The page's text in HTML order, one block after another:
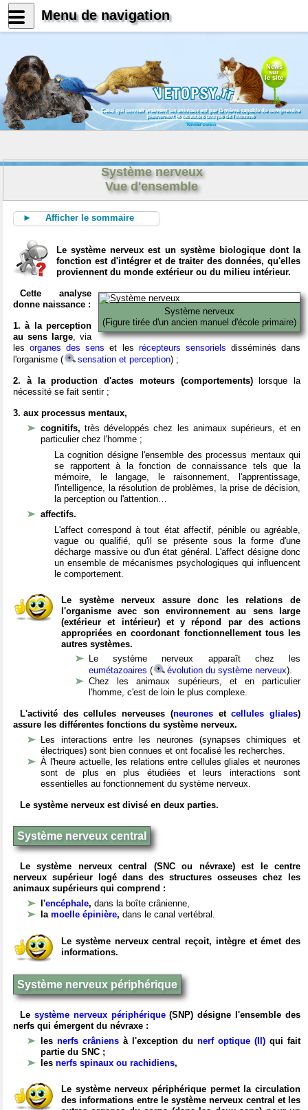
News
sur
le site
Celui qui connait vraiment les animaux est par là même capable de comprendre
pleinement le caractère unique de l'homme
Konrad Lorenz
Système nerveux
Vue d'ensemble
► Afficher le sommaire
Le système nerveux est un système biologique dont la
fonction est d'intégrer et de traiter des données, qu'elles
proviennent du monde extérieur ou du milieu intérieur.
Système nerveux
(Figure tirée d'un ancien manuel d'école primaire)
Cette analyse
donne naissance :
1. à la perception
au sens large, via
lesorganes des sens et les récepteurs sensoriels disséminés dans
l'organisme (
sensation et perception) ;
2. à la production d'actes moteurs (comportements)lorsque la
nécessité se fait sentir ;
3. aux processus mentaux,
cognitifs,très développés chez les animaux supérieurs, et en
particulier chez l'homme ;
La cognition désigne l'ensemble des processus mentaux qui
se rapportent à la fonction de connaissance tels que la
mémoire, le langage, le raisonnement, l'apprentissage,
l'intelligence, la résolution de problèmes, la prise de décision,
la perception ou l'attention…
affectifs.
L'affect correspond à tout état affectif, pénible ou agréable,
vague ou qualifié, qu'il se présente sous la forme d'une
décharge massive ou d'un état général. L'affect désigne donc
un ensemble de mécanismes psychologiques qui influencent
le comportement.
Le système nerveux assure donc les relations de
l'organisme avec son environnement au sens large
(extérieur et intérieur) et y répond par des actions
appropriées en coordonant fonctionnellement tous les
autres systèmes.
Le système nerveux apparaît chez les
eumétazoaires ( évolution du système nerveux).
Chez les animaux supérieurs, et en particulier
l'homme, c'est de loin le plus complexe.
L'activité des cellules nerveuses (neuronesetcellules gliales)
assure les différentes fonctions du système nerveux.
Les interactions entre les neurones (synapses chimiques et
électriques) sont bien connues et ont focalisé les recherches.
À l'heure actuelle, les relations entre cellules gliales et neurones
sont de plus en plus étudiées et leurs interactions sont
essentielles au fonctionnement du système nerveux.
Le système nerveux est divisé en deux parties.
Système nerveux central
Le système nerveux central (SNC ou névraxe) est le centre
nerveux supérieur logé dans des structures osseuses chez les
animaux supérieurs qui comprend :
l'encéphale, dans la boîte crânienne,
la moelle épinière, dans le canal vertébral.
Le système nerveux central reçoit, intègre et émet des
informations.
Système nerveux périphérique
Le système nerveux périphérique(SNP) désigne l'ensemble des
nerfs qui émergent du névraxe :
les nerfs crâniens à l'exception du nerf optique (II) qui fait
partie du SNC ;
les nerfs spinaux ou rachidiens,
Le système nerveux périphérique permet la circulation
des informations entre le système nerveux central et les
Menu de navigation